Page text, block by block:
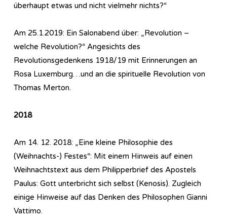
überhaupt etwas und nicht vielmehr nichts?“
Am 25.1.2019: Ein Salonabend über: „Revolution –
welche Revolution?“ Angesichts des
Revolutionsgedenkens 1918/19 mit Erinnerungen an
Rosa Luxemburg…und an die spirituelle Revolution von
Thomas Merton.
2018
Am 14. 12. 2018: „Eine kleine Philosophie des
(Weihnachts-) Festes“: Mit einem Hinweis auf einen
Weihnachtstext aus dem Philipperbrief des Apostels
Paulus: Gott unterbricht sich selbst (Kenosis). Zugleich
einige Hinweise auf das Denken des Philosophen Gianni
Vattimo.